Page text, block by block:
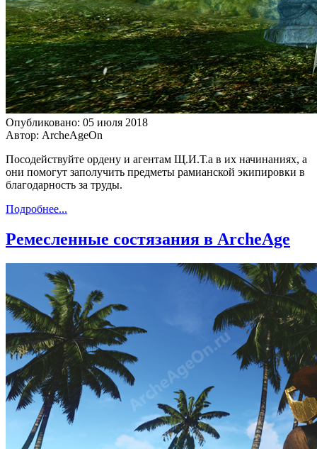
Опубликовано: 05 июля 2018
Автор: ArcheAgeOn
Посодействуйте ордену и агентам Щ.И.Т.а в их начинаниях, а
они помогут заполучить предметы рамианской экипировки в
благодарность за труды.
Подробнее...
Ремесленные состязания в ArcheAge